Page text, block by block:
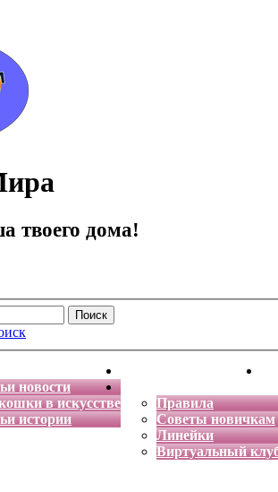
твоего дома!
новости
в искусстве
истории
Энциклопедия кошек
Правила
Советы новичкам
Линейки
Виртуальный